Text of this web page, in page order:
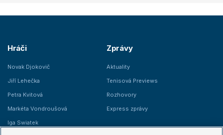
Hráči
Novak Djokovič
Jiří Lehečka
Petra Kvitová
Markéta Vondroušová
Iga Swiatek
Zprávy
Aktuality
Tenisová Previews
Rozhovory
Express zprávy